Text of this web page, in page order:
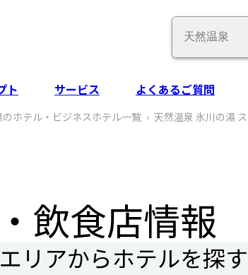
search
ト サービス よくあるご質問
ホテル・ビジネスホテル一覧
天然温泉 氷川の湯
飲食店情報
エリアからホテルを探す